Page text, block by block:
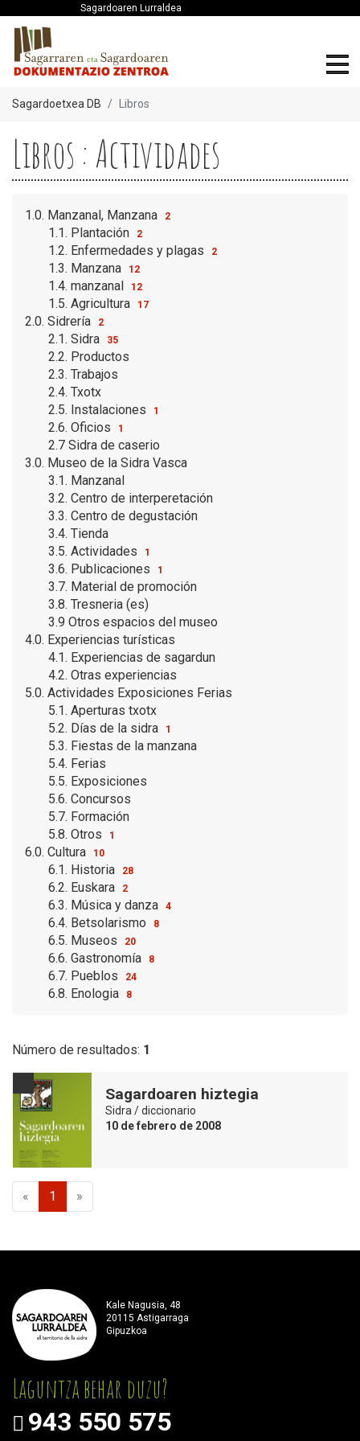
Sagardoaren Lurraldea
Sagardoetxea DB Libros
Libros : Actividades
1.0. Manzanal, Manzana 2
1.1. Plantación 2
1.2. Enfermedades y plagas 2
1.3. Manzana 12
1.4. manzanal 12
1.5. Agricultura 17
2.0. Sidrería 2
2.1. Sidra 35
2.2. Productos
2.3. Trabajos
2.4. Txotx
2.5. Instalaciones
1
2.6. Oficios 1
2.7 Sidra de caserio
3.0. Museo de la Sidra Vasca
3.1. Manzanal
3.2. Centro de interperetación
3.3. Centro de degustación
3.4. Tienda
3.5. Actividades
1
3.6. Publicaciones 1
3.7. Material de promoción
3.8. Tresneria (es)
3.9 Otros espacios del museo
4.0. Experiencias turísticas
4.1. Experiencias de sagardun
4.2. Otras experiencias
5.0. Actividades Exposiciones Ferias
5.1. Aperturas txotx
5.2. Días de la sidra
1
5.3. Fiestas de la manzana
5.4. Ferias
5.5. Exposiciones
5.6. Concursos
5.7. Formación
5.8. Otros
1
6.0. Cultura 10
6.1. Historia 28
6.2. Euskara 2
6.3. Música y danza 4
6.4. Betsolarismo 8
6.5. Museos 20
6.6. Gastronomía 8
6.7. Pueblos 24
6.8. Enologia 8
Número de resultados: 1
Sagardoaren hiztegia
Sidra / diccionario
10 de febrero de 2008
« 1 »
Kale Nagusia, 48
20115 Astigarraga
Gipuzkoa
Laguntza behar duzu?
943 550 575